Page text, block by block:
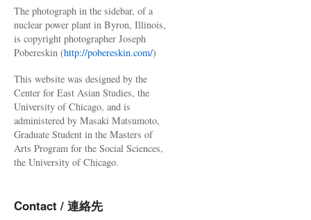
The photograph in the sidebar, of a
nuclear power plant in Byron, Illinois,
is copyright photographer Joseph
Pobereskin (http://pobereskin.com/)
This website was designed by the
Center for East Asian Studies, the
University of Chicago, and is
administered by Masaki Matsumoto,
Graduate Student in the Masters of
Arts Program for the Social Sciences,
the University of Chicago.
Contact / 連絡先